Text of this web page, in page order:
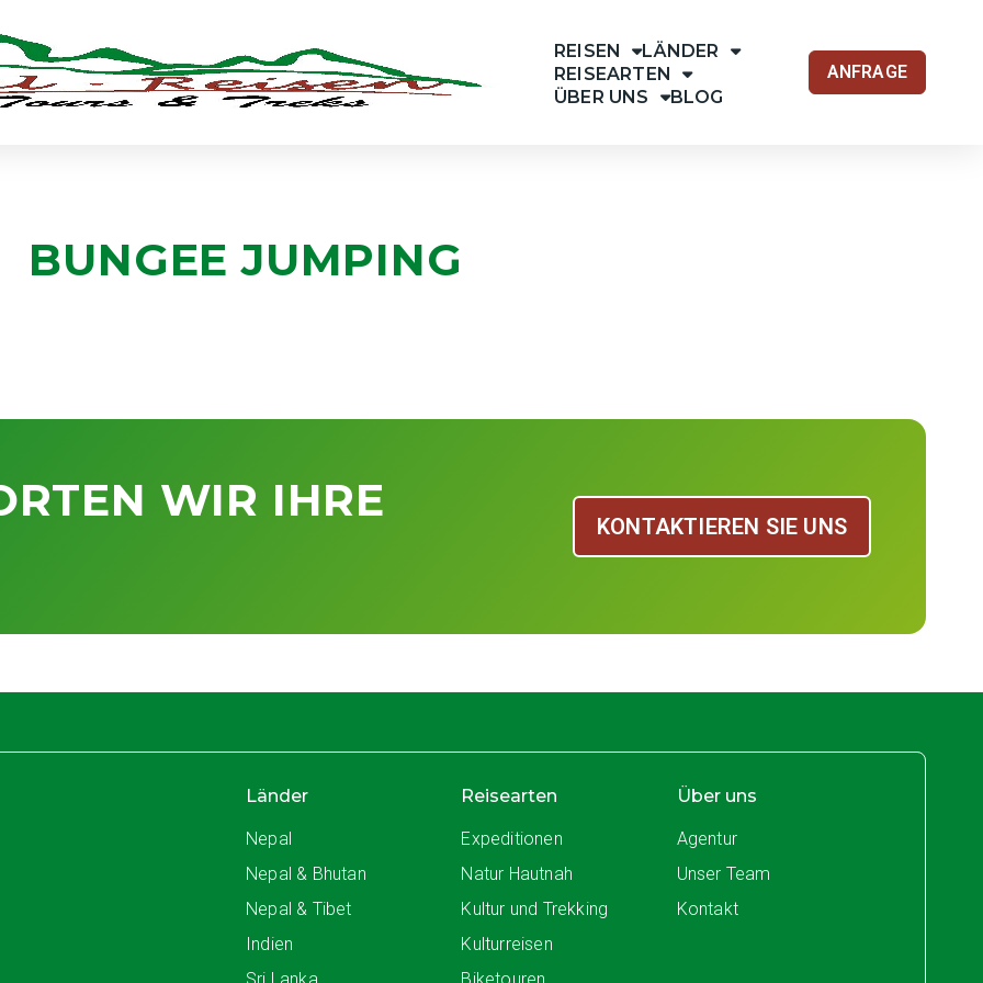
REISEN
LÄNDER
REISEARTEN
ÜBER UNS
BLOG
ANFRAGE
BUNGEE JUMPING
WIR IHRE
KONTAKTIEREN SIE UNS
Länder
Nepal
Nepal & Bhutan
Nepal & Tibet
Indien
Reisearten
Expeditionen
Natur Hautnah
Kultur und Trekking
Kulturreisen
Über uns
Agentur
Unser Team
Kontakt